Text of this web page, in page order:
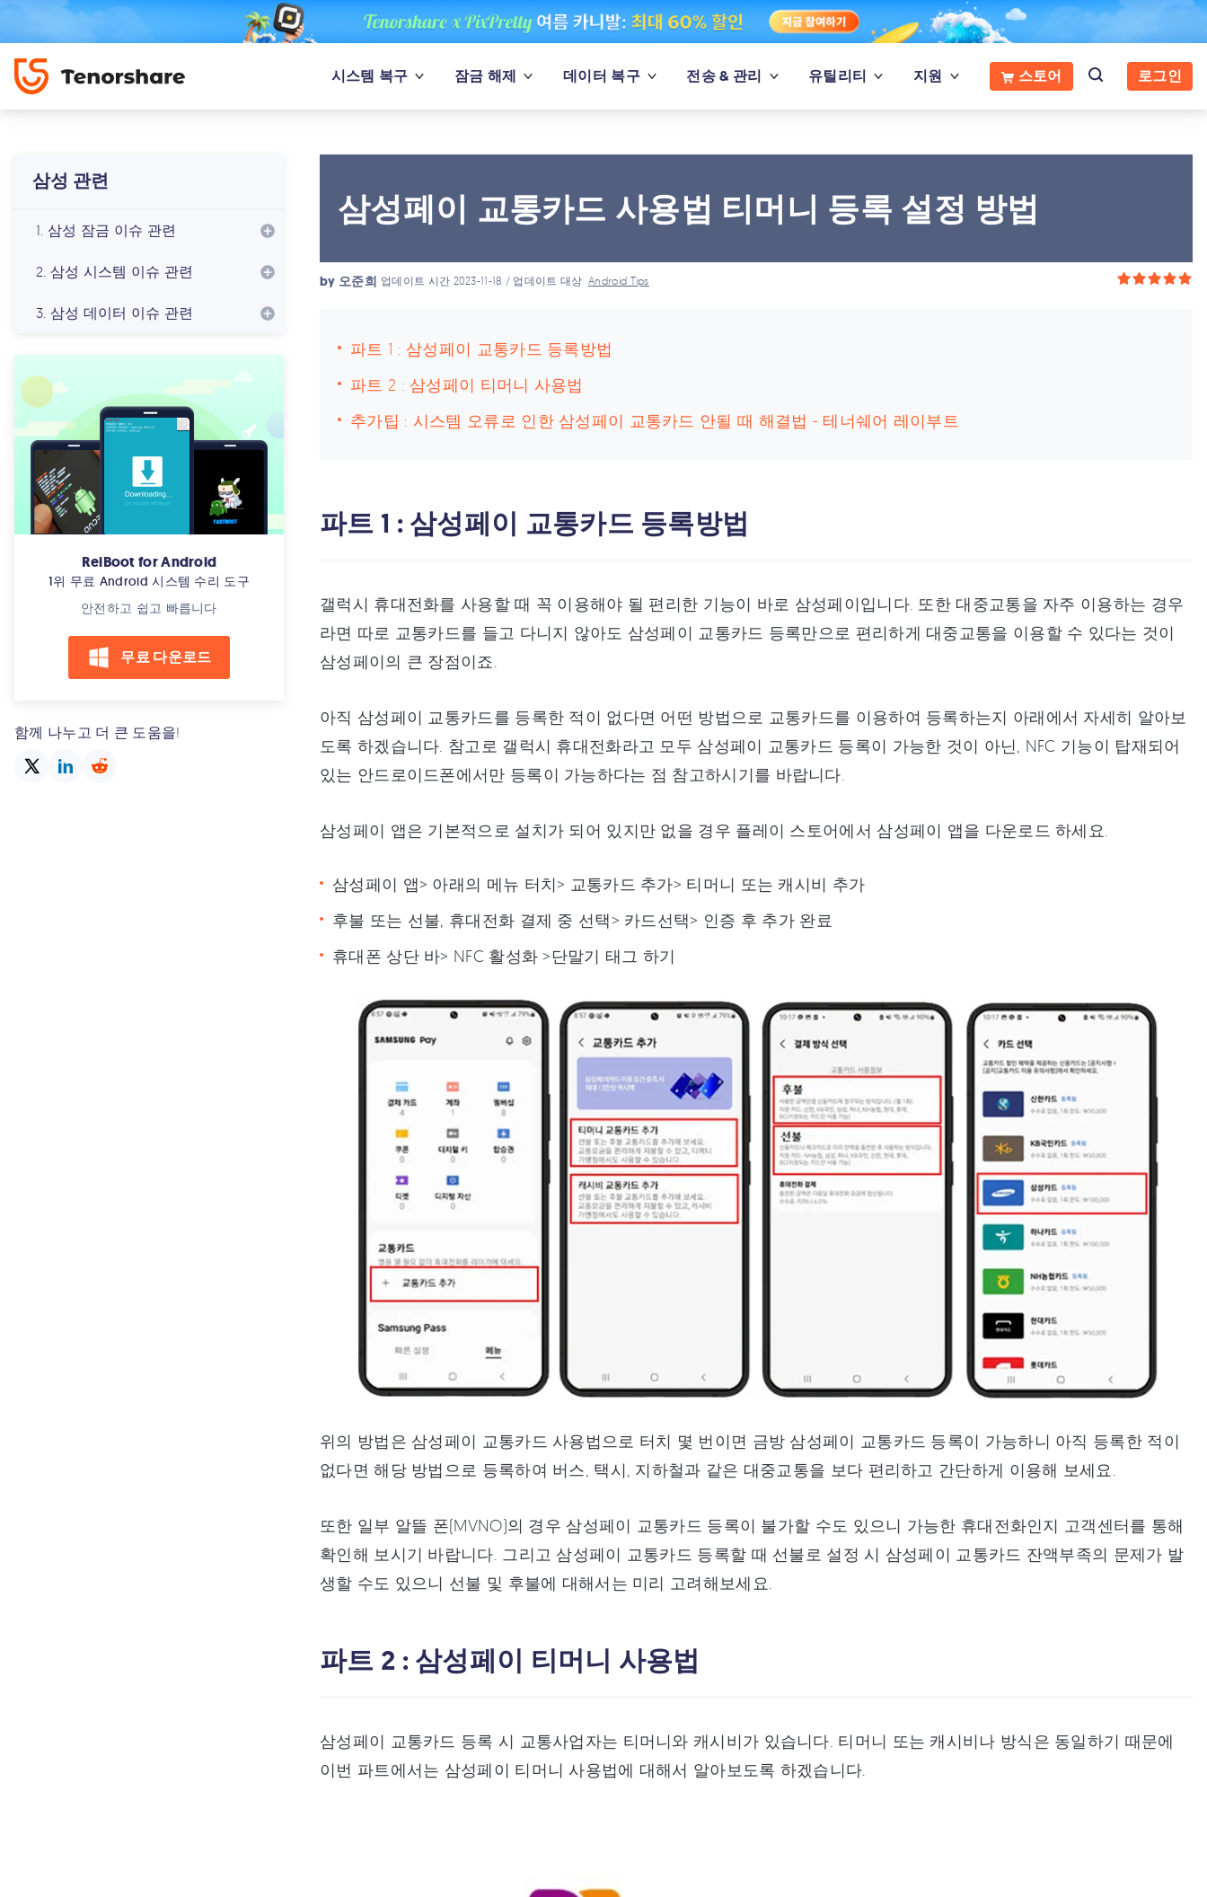
시스템 복구 잠금 해제 데이터 복구 전송 & 관리 유틸리티 지원 스토어 로그인
삼성 관련
1. 삼성 잠금 이슈 관련
2. 삼성 시스템 이슈 관련
3. 삼성 데이터 이슈 관련
ReiBoot for Android
1위 무료 Android 시스템 수리 도구
안전하고 쉽고 빠릅니다
무료 다운로드
함께 나누고 더 큰 도움을!
삼성페이 교통카드 사용법 티머니 등록 설정 방법
by 오준희 업데이트 시간 2023-11-18 / 업데이트 대상Android Tips
파트 1 : 삼성페이 교통카드 등록방법
파트 2 : 삼성페이 티머니 사용법
추가팁 : 시스템 오류로 인한 삼성페이 교통카드 안될 때 해결법 - 테너쉐어 레이부트
파트 1 : 삼성페이 교통카드 등록방법
갤럭시 휴대전화를 사용할 때 꼭 이용해야 될 편리한 기능이 바로 삼성페이입니다. 또한 대중교통을 자주 이용하는 경우
라면 따로 교통카드를 들고 다니지 않아도 삼성페이 교통카드 등록만으로 편리하게 대중교통을 이용할 수 있다는 것이
삼성페이의 큰 장점이죠.
아직 삼성페이 교통카드를 등록한 적이 없다면 어떤 방법으로 교통카드를 이용하여 등록하는지 아래에서 자세히 알아보
도록 하겠습니다. 참고로 갤럭시 휴대전화라고 모두 삼성페이 교통카드 등록이 가능한 것이 아닌, NFC 기능이 탑재되어
있는 안드로이드폰에서만 등록이 가능하다는 점 참고하시기를 바랍니다.
삼성페이 앱은 기본적으로 설치가 되어 있지만 없을 경우 플레이 스토어에서 삼성페이 앱을 다운로드 하세요.
삼성페이 앱> 아래의 메뉴 터치> 교통카드 추가> 티머니 또는 캐시비 추가
후불 또는 선불, 휴대전화 결제 중 선택> 카드선택> 인증 후 추가 완료
휴대폰 상단 바> NFC 활성화 >단말기 태그 하기
위의 방법은 삼성페이 교통카드 사용법으로 터치 몇 번이면 금방 삼성페이 교통카드 등록이 가능하니 아직 등록한 적이
없다면 해당 방법으로 등록하여 버스, 택시, 지하철과 같은 대중교통을 보다 편리하고 간단하게 이용해 보세요.
또한 일부 알뜰 폰(MVNO)의 경우 삼성페이 교통카드 등록이 불가할 수도 있으니 가능한 휴대전화인지 고객센터를 통해
확인해 보시기 바랍니다. 그리고 삼성페이 교통카드 등록할 때 선불로 설정 시 삼성페이 교통카드 잔액부족의 문제가 발
생할 수도 있으니 선불 및 후불에 대해서는 미리 고려해보세요.
파트 2 : 삼성페이 티머니 사용법
삼성페이 교통카드 등록 시 교통사업자는 티머니와 캐시비가 있습니다. 티머니 또는 캐시비나 방식은 동일하기 때문에
이번 파트에서는 삼성페이 티머니 사용법에 대해서 알아보도록 하겠습니다.